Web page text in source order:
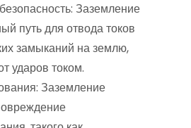
Заземление
путь для отвода токов
замыканий на землю,
ударов током.
Заземление